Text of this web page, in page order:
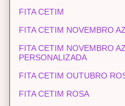
FITA CETIM
FITA CETIM NOVEMBRO
FITA CETIM NOVEMBRO
PERSONALIZADA
FITA CETIM OUTUBRO
FITA CETIM ROSA